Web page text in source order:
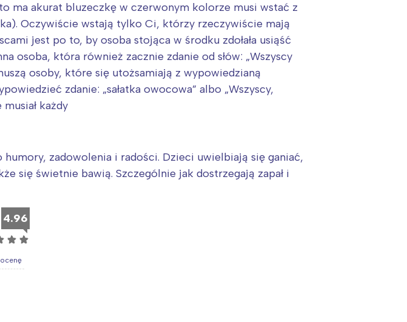
ma akurat bluzeczkę w czerwonym kolorze musi wstać z
Oczywiście wstają tylko Ci, którzy rzeczywiście mają
jest po to, by osoba stojąca w środku zdołała usiąść
osoba, która również zacznie zdanie od słów: „Wszyscy
osoby, które się utożsamiają z wypowiedzianą
zdanie: „sałatka owocowa” albo „Wszyscy,
każdy
zadowolenia i radości. Dzieci uwielbiają się ganiać,
się świetnie bawią. Szczególnie jak dostrzegają zapał i
4.96
☆ ☆